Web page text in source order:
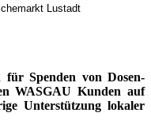
Lustadt
Spenden von Dosen-
WASGAU Kunden auf
Unterstützung lokaler